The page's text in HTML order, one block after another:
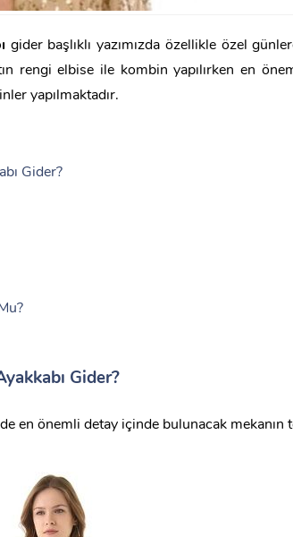
gider başlıklı yazımızda özellikle özel
rengi elbise ile kombin yapılırken en
yapılmaktadır.
Gider?
Gider?
en önemli detay içinde bulunacak mekanın